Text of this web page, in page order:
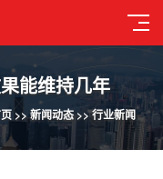
能维持几年
>> 新闻动态>>行业新闻